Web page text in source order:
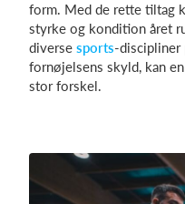
form. Med de rette tiltag
styrke og kondition året
diverse sports-discipliner
fornøjelsens skyld, kan
stor forskel.